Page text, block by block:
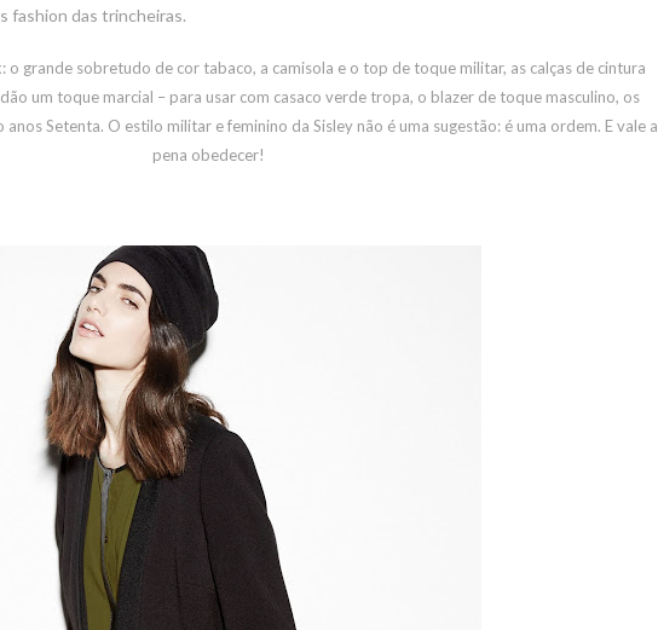
fashion das trincheiras.
o grande sobretudo de cor tabaco, a camisola e o top de toque militar, as calças de cintura
um toque marcial – para usar com casaco verde tropa, o blazer de toque masculino, os
Setenta. O estilo militar e feminino da Sisley não é uma sugestão: é uma ordem. E vale a
pena obedecer!